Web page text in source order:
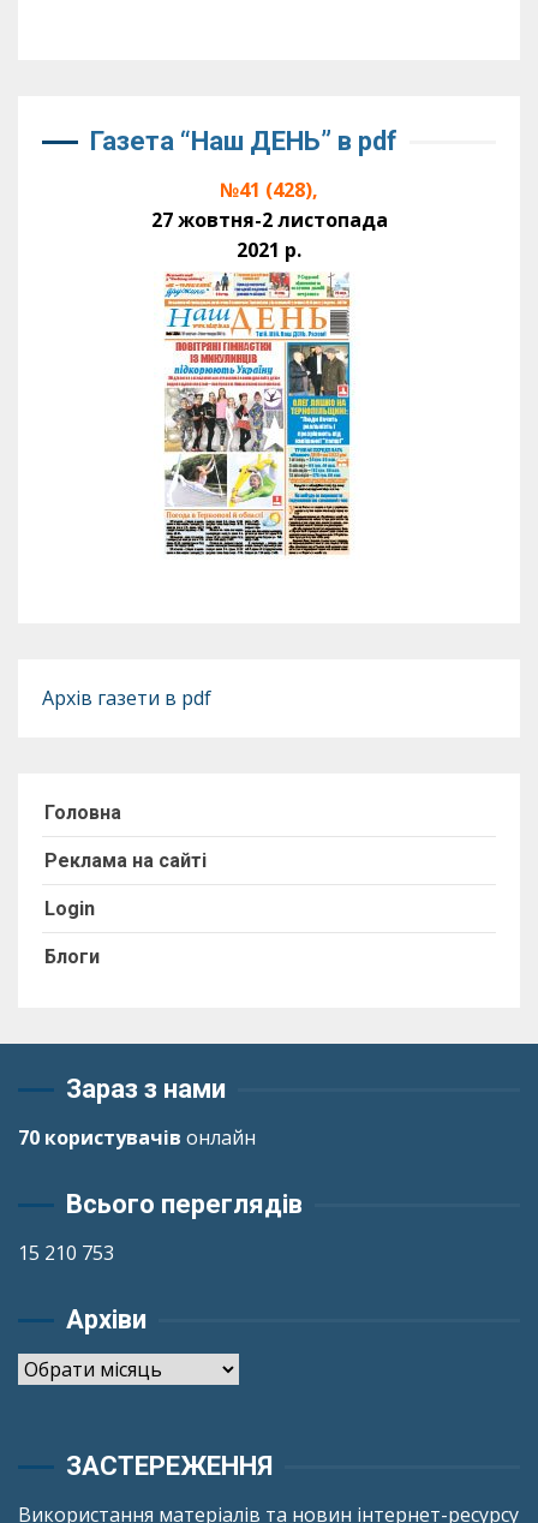
Газета “Наш ДЕНЬ” в pdf
№41 (428),
27 жовтня-2 листопада
2021 р.
Архів газети в pdf
Головна
Реклама на сайті
Login
Блоги
Зараз з нами
70 користувачів онлайн
Всього переглядів
15 210 753
Архіви
Архіви
ЗАСТЕРЕЖЕННЯ
Використання матеріалів та новин інтернет-ресурсу